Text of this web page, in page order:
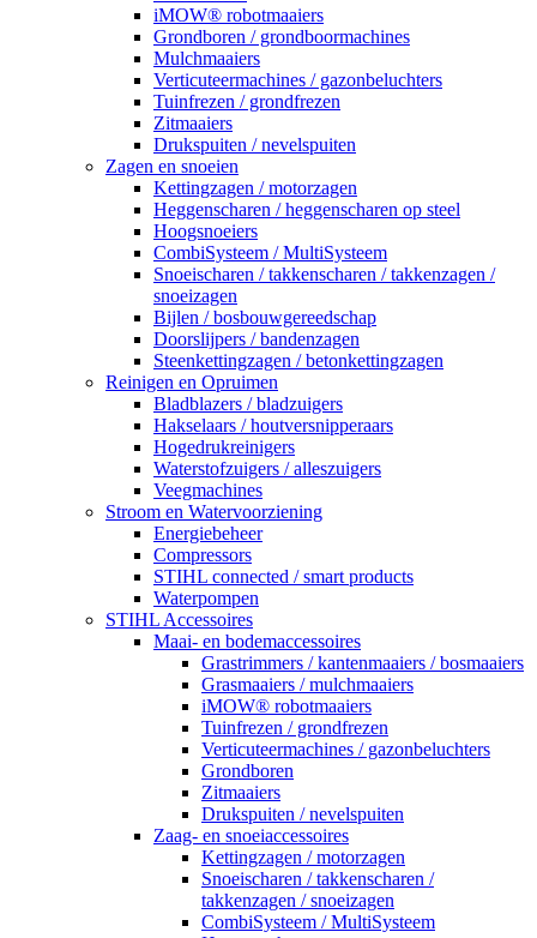
iMOW® robotmaaiers
Grondboren / grondboormachines
Mulchmaaiers
Verticuteermachines / gazonbeluchters
Tuinfrezen / grondfrezen
Zitmaaiers
Drukspuiten / nevelspuiten
Zagen en snoeien
Kettingzagen / motorzagen
Heggenscharen / heggenscharen op steel
Hoogsnoeiers
CombiSysteem / MultiSysteem
Snoeischaren / takkenscharen / takkenzagen /
snoeizagen
Bijlen / bosbouwgereedschap
Doorslijpers / bandenzagen
Steenkettingzagen / betonkettingzagen
Reinigen en Opruimen
Bladblazers / bladzuigers
Hakselaars / houtversnipperaars
Hogedrukreinigers
Waterstofzuigers / alleszuigers
Veegmachines
Stroom en Watervoorziening
Energiebeheer
Compressors
STIHL connected / smart products
Waterpompen
STIHL Accessoires
Maai- en bodemaccessoires
Grastrimmers / kantenmaaiers / bosmaaiers
Grasmaaiers / mulchmaaiers
iMOW® robotmaaiers
Tuinfrezen / grondfrezen
Verticuteermachines / gazonbeluchters
Grondboren
Zitmaaiers
Drukspuiten / nevelspuiten
Zaag- en snoeiaccessoires
Kettingzagen / motorzagen
Snoeischaren / takkenscharen /
takkenzagen / snoeizagen
CombiSysteem / MultiSysteem